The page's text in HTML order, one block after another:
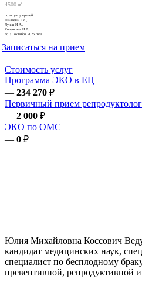
4500 ₽
по акции у врачей:
Шалаева Т.И.,
Лучин И.А.,
Коленкина И.В.
до 31 октября 2026 года
Записаться на прием
Стоимость услуг
Программа ЭКО в ЕЦ
— 234 270 ₽
Первичный прием
— 2 000 ₽
ЭКО по ОМС
— 0 ₽
Юлия Михайловна Коссович
кандидат медицинских наук,
специалист по бесплодному
превентивной, репродуктивной